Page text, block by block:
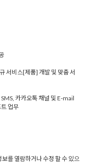
서비스[제품] 개발 및 맞춤 서
카카오톡 채널 및 E-mail
업무
를 열람하거나 수정 할 수 있으